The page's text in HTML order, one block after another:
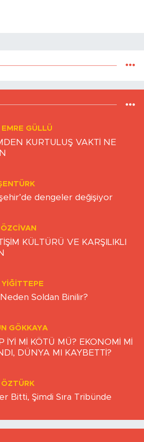
GÜLLÜ
KURTULUŞ VAKTİ NE
dengeler değişiyor
KÜLTÜRÜ VE KARŞILIKLI
YİĞİTTEPE
Soldan Binilir?
GÖKKAYA
İYİ Mİ KÖTÜ MÜ? EKONOMİ Mİ
DÜNYA MI KAYBETTİ?
Bitti, Şimdi Sıra Tribünde